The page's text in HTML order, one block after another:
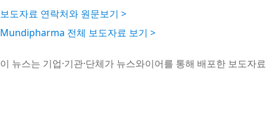
보도자료 연락처와 원문보기 >
Mundipharma 전체 보도자료 보기 >
이 뉴스는 기업·기관·단체가 뉴스와이어를 통해 배포한 보도자